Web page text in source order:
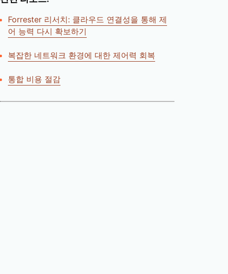
Forrester 리서치: 클라우드 연결성을 통해 제
어 능력 다시 확보하기
복잡한 네트워크 환경에 대한 제어력 회복
통합 비용 절감